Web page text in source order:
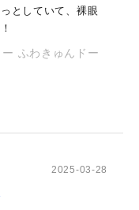
としていて、裸眼
ふわきゅんドー
2025-03-28